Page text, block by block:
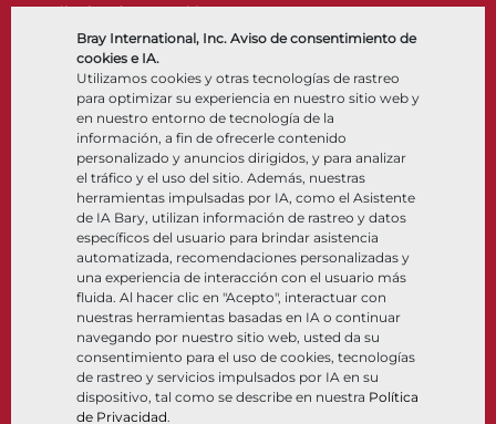
Bray International, Inc. Aviso de consentimiento de
cookies e IA.
Utilizamos cookies y otras tecnologías de rastreo
para optimizar su experiencia en nuestro sitio web y
en nuestro entorno de tecnología de la
información, a fin de ofrecerle contenido
personalizado y anuncios dirigidos, y para analizar
el tráfico y el uso del sitio. Además, nuestras
herramientas impulsadas por IA, como el Asistente
de IA Bary, utilizan información de rastreo y datos
específicos del usuario para brindar asistencia
automatizada, recomendaciones personalizadas y
una experiencia de interacción con el usuario más
fluida. Al hacer clic en "Acepto", interactuar con
nuestras herramientas basadas en IA o continuar
navegando por nuestro sitio web, usted da su
consentimiento para el uso de cookies, tecnologías
de rastreo y servicios impulsados por IA en su
dispositivo, tal como se describe en nuestra Política
de Privacidad.
Válvulas de retención
Actuadores
Accesorios de control
Criogénico
Compañía
Nosotros
Ubicaciones
Asociación
Sostenibilidad
Portal del cliente
Recursos
Documentos
Centro de información
Software
Selección de materiales
Síganos LinkedIn
© 2026 Bray International. Todos los derechos reservados